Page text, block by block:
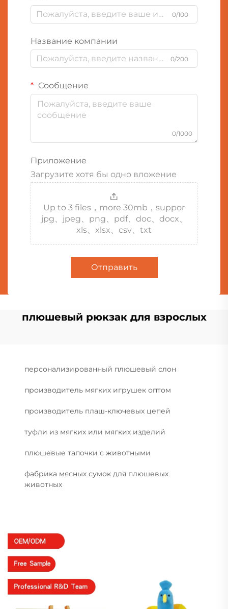
0/100
Название компании
0/200
Сообщение
0/1000
Приложение
Загрузите хотя бы одно вложение
Up to 3 files，more 30mb，suppor
jpg、jpeg、png、pdf、doc、docx、
xls、xlsx、csv、txt
Отправить
плюшевый рюкзак для взрослых
персонализированный плюшевый слон
производитель мягких игрушек оптом
производитель плаш-ключевых цепей
туфли из мягких или мягких изделий
плюшевые тапочки с животными
фабрика мясных сумок для плюшевых
животных